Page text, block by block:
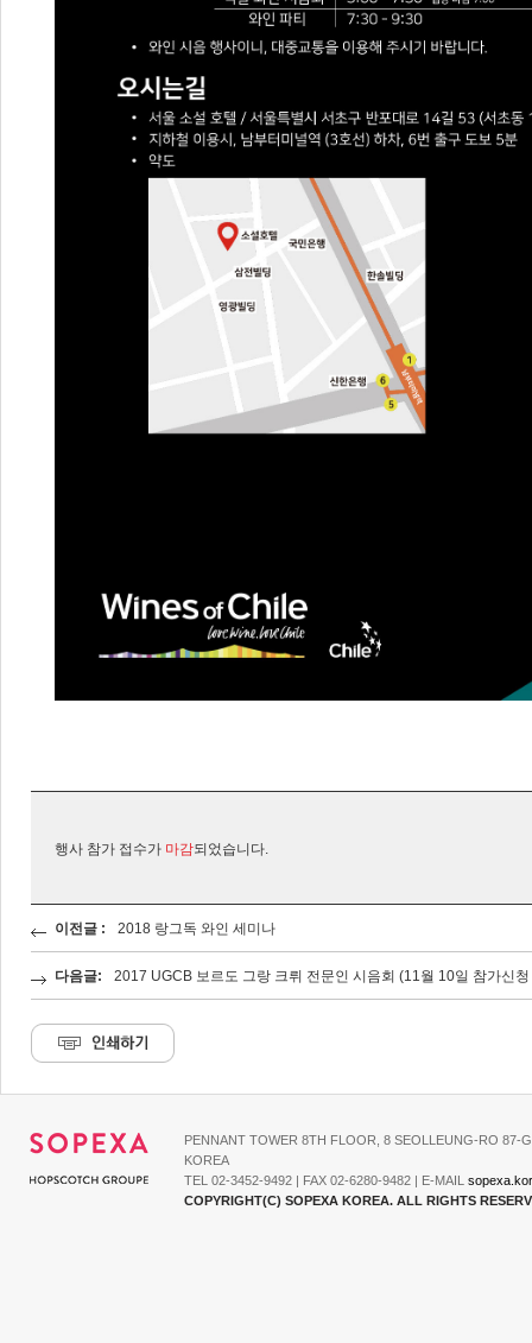
행사 참가 접수가 마감되었습니다.
이전글 : 2018 랑그독 와인 세미나
다음글: 2017 UGCB 보르도 그랑 크뤼 전문인 시음회 (11월 10일 참가신
PENNANT TOWER 8TH FLOOR, 8 SEOLLEUNG-RO 87-
KOREA
TEL 02-3452-9492 | FAX 02-6280-9482 | E-MAIL
COPYRIGHT(C) SOPEXA KOREA. ALL RIGHTS